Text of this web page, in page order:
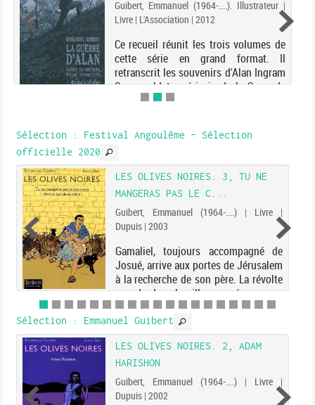
Guibert, Emmanuel (1964-....). Illustrateur |
Livre | L'Association | 2012
Ce recueil réunit les trois volumes de
cette série en grand format. Il
retranscrit les souvenirs d'Alan Ingram
Cope, soldat américain de la Seconde
Guerre mondiale et ami de E. Guibert.
Sélection : Festival Angoulême - Sélection
officielle 2020
LES OLIVES NOIRES. 3, TU NE
MANGERAS PAS LE C...
Guibert, Emmanuel (1964-....) | Livre |
Dupuis | 2003
Gamaliel, toujours accompagné de
Josué, arrive aux portes de Jérusalem
à la recherche de son père. La révolte
gronde dans la ville secouée par une
vague d'attentats contre les Romains.
Malgré ce climat de tension extrême,
Gamaliel...
Sélection : Emmanuel Guibert
LES OLIVES NOIRES. 2, ADAM
HARISHON
Guibert, Emmanuel (1964-....) | Livre |
Dupuis | 2002